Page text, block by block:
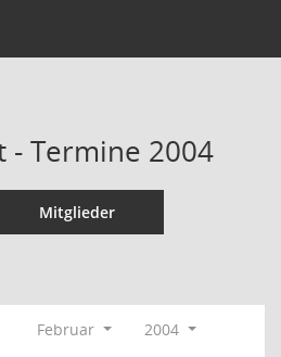
- Termine 2004
Mitglieder
Februar
2004